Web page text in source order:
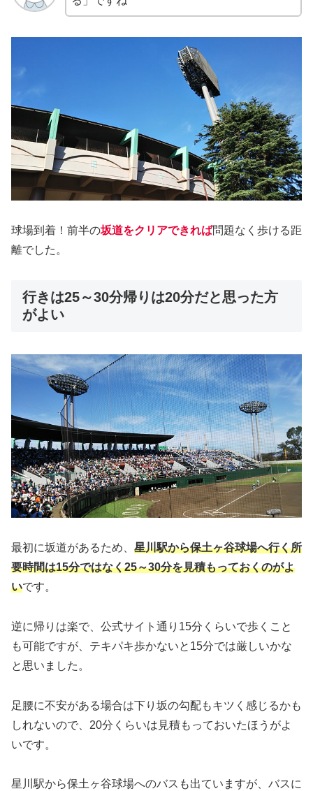
球場到着！前半の坂道をクリアできれば問題なく歩ける距
離でした。
行きは25～30分帰りは20分だと思った方
がよい
最初に坂道があるため、 星川駅から保土ヶ谷球場へ行く所
要時間は15分ではなく25～30分を見積もっておくのがよ
いです。
逆に帰りは楽で、公式サイト通り15分くらいで歩くこと
も可能ですが、テキパキ歩かないと15分では厳しいかな
と思いました。
足腰に不安がある場合は下り坂の勾配もキツく感じるかも
しれないので、20分くらいは見積もっておいたほうがよ
いです。
星川駅から保土ヶ谷球場へのバスも出ていますが、バスに